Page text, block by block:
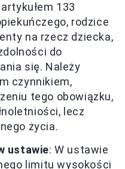
133
rodzice
na rzecz dziecka,
do
się. Należy
czynnikiem,
tego obowiązku,
lecz
życia.
ustawie: W ustawie
limitu wysokości